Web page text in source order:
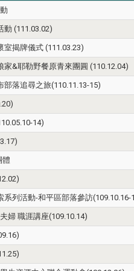
動 (111.03.02)
室揭牌儀式 (111.03.23)
家&耶勒野餐原青來團圓 (110.12.04)
部落追尋之旅(110.11.13-15)
14)
體
系列活動-和平區部落參訪(109.10.16-
婦 職涯講座(109.10.14)